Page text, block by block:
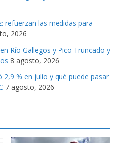
refuerzan las medidas para
2026
Río Gallegos y Pico Truncado y
8 agosto, 2026
2,9 % en julio y qué puede pasar
7 agosto, 2026